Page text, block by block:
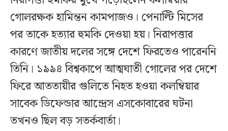
গোলরক্ষক হামিন্তন কামপাজও। পেনাল্টি মিসের
পর তাকে হত্যার হুমকি দেওয়া হয়। নিরাপত্তার
কারণে জাতীয় দলের সঙ্গে দেশে ফিরতেও পারেননি
তিনি। ১৯৯৪ বিশ্বকাপে আত্মঘাতী গোলের পর দেশে
ফিরে আততায়ীর গুলিতে নিহত হওয়া কলম্বিয়ার
সাবেক ডিফেন্ডার আন্দ্রেস এসকোবারের ঘটনা
তখনও ছিল বড় সতর্কবার্তা।